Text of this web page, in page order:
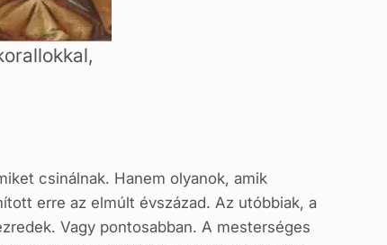
csinálnak. Hanem olyanok, amik
erre az elmúlt évszázad. Az utóbbiak, a
Vagy pontosabban. A mesterséges